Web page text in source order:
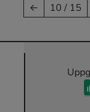
← 10 / 15